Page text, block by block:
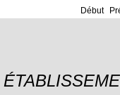
Début